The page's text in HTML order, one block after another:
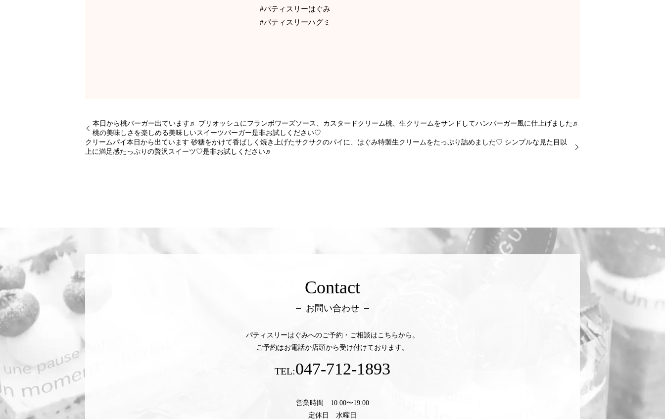
#パティスリーはぐみ
#パティスリーハグミ
本日から桃バーガー出ています♬ ブリオッシュにフランボワーズソース、カスタードクリーム桃、生クリームをサンドしてハンバーガー風に仕上げました♬
桃の美味しさを楽しめる美味しいスイーツバーガー是非お試しください♡
クリームパイ本日から出ています 砂糖をかけて香ばしく焼き上げたサクサクのパイに、はぐみ特製生クリームをたっぷり詰めました♡ シンプルな見た目以
上に満足感たっぷりの贅沢スイーツ♡是非お試しください♬
Contact
お問い合わせ
パティスリーはぐみへのご予約・ご相談はこちらから。
ご予約はお電話か店頭から受け付けております。
TEL:047-712-1893
営業時間 10:00〜19:00
定休日 水曜日